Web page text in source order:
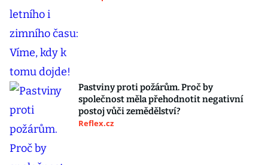
Pastviny proti požárům. Proč by
společnost měla přehodnotit negativní
postoj vůči zemědělství?
Reflex.cz